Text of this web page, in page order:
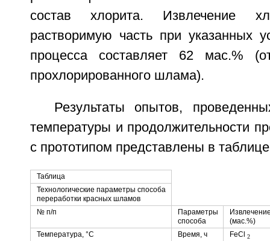
состав хлорита. Извлечение
растворимую часть при указанных
процесса составляет 62 мас.%
прохлорированного шлама).
Результаты опытов,
температуры и продолжительности
с прототипом представлены в
Таблица
Технологические параметры способа
переработки красных шламов
№ п/п
Параметры
способа
(мас.%)
Температура, °С
Время, ч FeCl 2